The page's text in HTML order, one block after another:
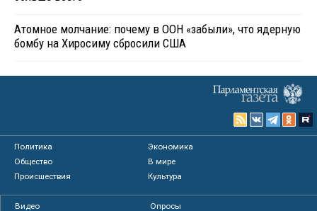
Атомное молчание: почему в ООН «забыли», что ядерную
бомбу на Хиросиму сбросили США
Политика
Экономика
Общество
В мире
Происшествия
Культура
Видео
Опросы